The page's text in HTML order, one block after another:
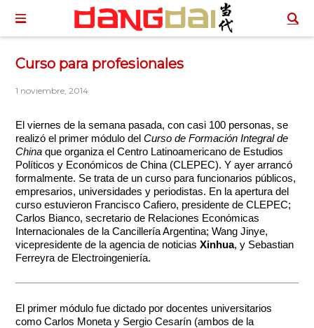
Curso para profesionales
1 noviembre, 2014
El viernes de la semana pasada, con casi 100 personas, se
realizó el primer módulo delCurso de Formación Integral de
China que organiza el Centro Latinoamericano de Estudios
Políticos y Económicos de China (CLEPEC). Y ayer arrancó
formalmente. Se trata de un curso para funcionarios públicos,
empresarios, universidades y periodistas. En la apertura del
curso estuvieron Francisco Cafiero, presidente de CLEPEC;
Carlos Bianco, secretario de Relaciones Económicas
Internacionales de la Cancillería Argentina; Wang Jinye,
vicepresidente de la agencia de noticiasXinhua, y Sebastian
Ferreyra de Electroingeniería.
El primer módulo fue dictado por docentes universitarios
como Carlos Moneta y Sergio Cesarín (ambos de la